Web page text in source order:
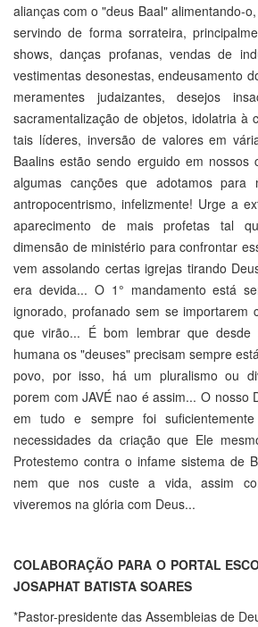
alianças com o "deus Baal" alimentando-
servindo de forma sorrateira,
shows, danças profanas, vendas de
vestimentas desonestas, endeusamento
meramentes judaizantes, desejos
sacramentalização de objetos, idolatria à
tais líderes, inversão de valores em
Baalins estão sendo erguido em
algumas canções que adotamos para
antropocentrismo, infelizmente! Urge a
aparecimento de mais profetas tal
dimensão de ministério para confrontar
vem assolando certas igrejas tirando
era devida... O 1° mandamento está
ignorado, profanado sem se importarem
que virão... É bom lembrar que
humana os "deuses" precisam sempre
povo, por isso, há um pluralismo ou
porem com JAVÉ nao é assim... O nosso
em tudo e sempre foi
necessidades da criação que Ele
Protestemo contra o infame sistema de
nem que nos custe a vida, assim
viveremos na glória com Deus...
COLABORAÇÃO PARA O PORTAL
JOSAPHAT BATISTA SOARES
*Pastor-presidente das Assembleias de